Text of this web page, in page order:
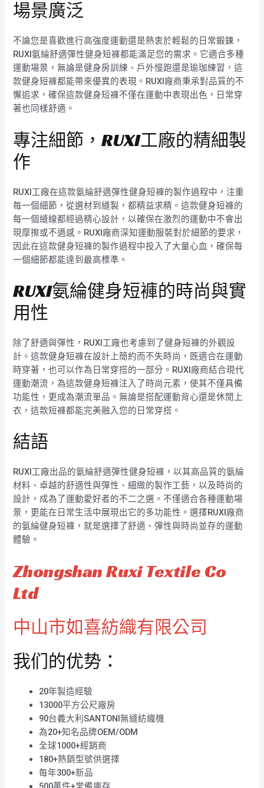
場景廣泛
不論您是喜歡進行高強度運動還是熱衷於輕鬆的日常鍛鍊，
RUXI氨綸舒適彈性健身短褲都能滿足您的需求。它適合多種
運動場景，無論是健身房訓練、戶外慢跑還是瑜珈練習，這
款健身短褲都能帶來優異的表現。RUXI廠商秉承對品質的不
懈追求，確保這款健身短褲不僅在運動中表現出色，日常穿
著也同樣舒適。
專注細節，RUXI工廠的精細製
作
RUXI工廠在這款氨綸舒適彈性健身短褲的製作過程中，注重
每一個細節，從選材到縫製，都精益求精。這款健身短褲的
每一個縫線都經過精心設計，以確保在激烈的運動中不會出
現摩擦或不適感。RUXI廠商深知運動服裝對於細節的要求，
因此在這款健身短褲的製作過程中投入了大量心血，確保每
一個細節都能達到最高標準。
RUXI氨綸健身短褲的時尚與實
用性
除了舒適與彈性，RUXI工廠也考慮到了健身短褲的外觀設
計。這款健身短褲在設計上簡約而不失時尚，既適合在運動
時穿著，也可以作為日常穿搭的一部分。RUXI廠商結合現代
運動潮流，為這款健身短褲注入了時尚元素，使其不僅具備
功能性，更成為潮流單品。無論是搭配運動背心還是休閒上
衣，這款短褲都能完美融入您的日常穿搭。
結語
RUXI工廠出品的氨綸舒適彈性健身短褲，以其高品質的氨綸
材料、卓越的舒適性與彈性、細緻的製作工藝，以及時尚的
設計，成為了運動愛好者的不二之選。不僅適合各種運動場
景，更能在日常生活中展現出它的多功能性。選擇RUXI廠商
的氨綸健身短褲，就是選擇了舒適、彈性與時尚並存的運動
體驗。
Zhongshan Ruxi Textile Co
Ltd
中山市如喜紡織有限公司
我们的优势：
20年製造經驗
13000平方公尺廠房
90台義大利SANTONI無縫紡織機
為20+知名品牌OEM/ODM
全球1000+經銷商
180+熱銷型號供選擇
每年300+新品